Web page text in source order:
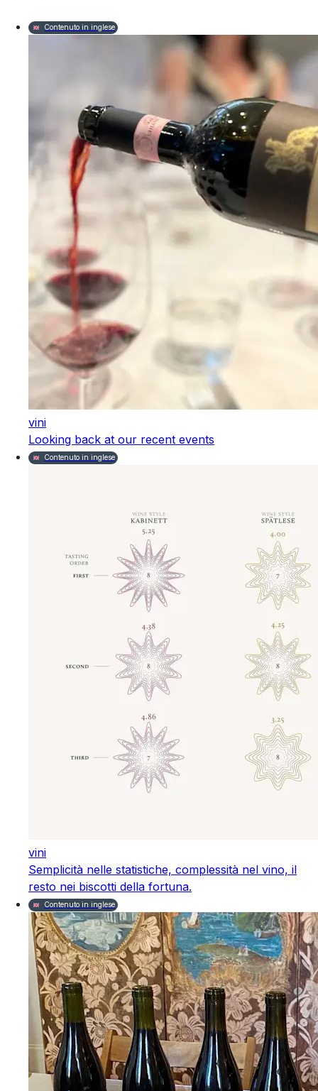
Contenuto in inglese
vini
Looking back at our recent events
Contenuto in inglese
vini
Semplicità nelle statistiche, complessità nel vino, il
resto nei biscotti della fortuna.
Contenuto in inglese